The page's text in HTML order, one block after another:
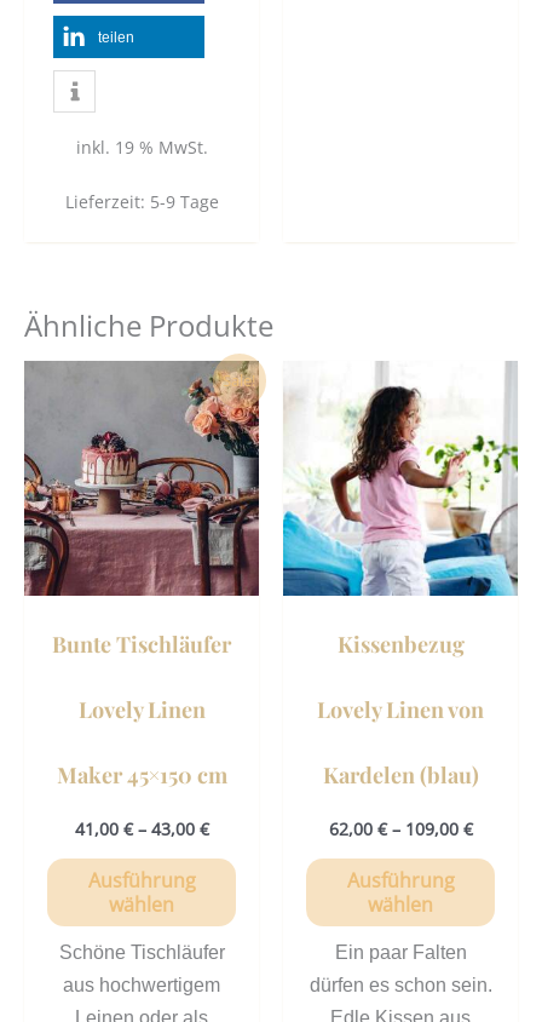
teilen
inkl. 19 % MwSt.
Lieferzeit: 5-9 Tage
Ähnliche Produkte
Sale!
Bunte Tischläufer
Lovely Linen
Maker 45×150 cm
41,00 €– 43,00 €
Ausführung
wählen
Dieses
Produkt
weist
mehrere
Varianten
auf.
Die
Optionen
Produktseite
Schöne Tischläufer
aus hochwertigem
Kissenbezug
Lovely Linen von
Kardelen (blau)
62,00 €– 109,00 €
Ausführung
wählen
weist
auf.
Die
Ein paar Falten
dürfen es schon sein.